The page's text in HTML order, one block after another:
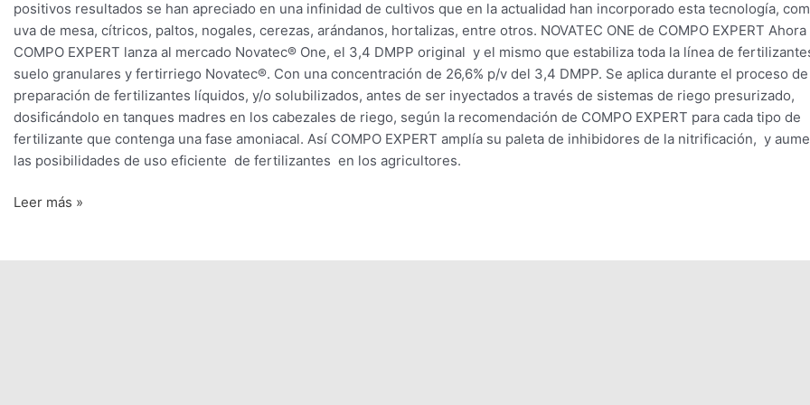
positivos resultados se han apreciado en una infinidad de cultivos que en la actualidad han incorporado esta tecnología,
uva de mesa, cítricos, paltos, nogales, cerezas, arándanos, hortalizas, entre otros. NOVATEC ONE de COMPO EXPERT Ahora
COMPO EXPERT lanza al mercado Novatec® One, el 3,4 DMPP original y el mismo que estabiliza toda la línea de
suelo granulares y fertirriego Novatec®. Con una concentración de 26,6% p/v del 3,4 DMPP. Se aplica durante el proceso de
preparación de fertilizantes líquidos, y/o solubilizados, antes de ser inyectados a través de sistemas de riego presurizado,
dosificándolo en tanques madres en los cabezales de riego, según la recomendación de COMPO EXPERT para cada tipo de
fertilizante que contenga una fase amoniacal. Así COMPO EXPERT amplía su paleta de inhibidores de la nitrificación, y
las posibilidades de uso eficiente de fertilizantes en los agricultores.
Leer más »